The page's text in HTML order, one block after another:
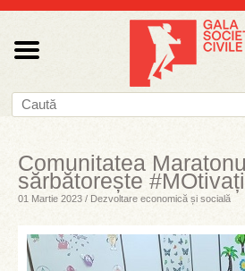
Comunitatea
sărbătorește
01 Martie 2023 / Dezvoltare economică și socială